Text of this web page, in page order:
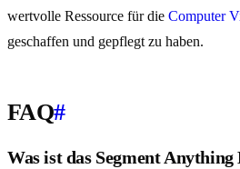
wertvolle Ressource für die Computer
geschaffen und gepflegt zu haben.
FAQ#
Was ist das Segment